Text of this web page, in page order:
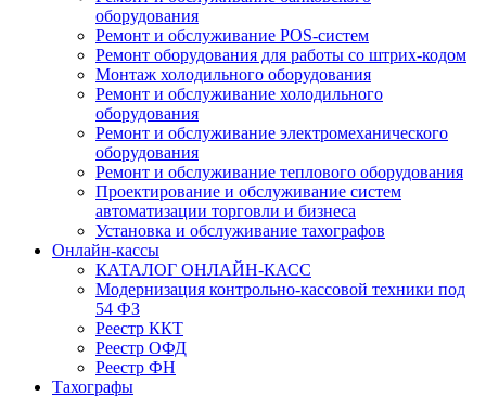
оборудования
Ремонт и обслуживание POS-систем
Ремонт оборудования для работы со штрих-кодом
Монтаж холодильного оборудования
Ремонт и обслуживание холодильного
оборудования
Ремонт и обслуживание электромеханического
оборудования
Ремонт и обслуживание теплового оборудования
Проектирование и обслуживание систем
автоматизации торговли и бизнеса
Установка и обслуживание тахографов
Онлайн-кассы
КАТАЛОГ ОНЛАЙН-КАСС
Модернизация контрольно-кассовой техники под
54 ФЗ
Реестр ККТ
Реестр ОФД
Реестр ФН
Тахографы